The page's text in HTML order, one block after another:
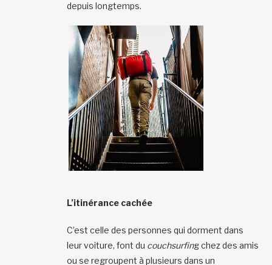
depuis longtemps.
L’itinérance cachée
C’est celle des personnes qui dorment dans
leur voiture, font du couchsurfing chez des amis
ou se regroupent à plusieurs dans un